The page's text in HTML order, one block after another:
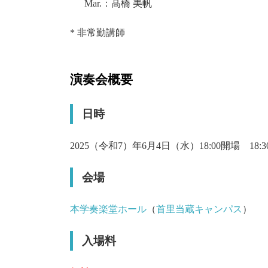
Mar.：髙橋 美帆
* 非常勤講師
演奏会概要
日時
2025（令和7）年6月4日（水）18:00開場
会場
本学奏楽堂ホール （首里当蔵キャンパス ）
入場料